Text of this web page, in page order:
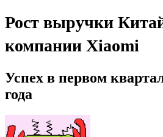
Рост выручки
компании Xiaomi
Успех в первом
года